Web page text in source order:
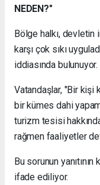
NEDEN?"
Bölge halkı, devletin
karşı çok sıkı
iddiasında bulunuyor.
Vatandaşlar, "Bir kişi
bir kümes dahi
turizm tesisi
rağmen faaliyetler
Bu sorunun
ifade ediliyor.